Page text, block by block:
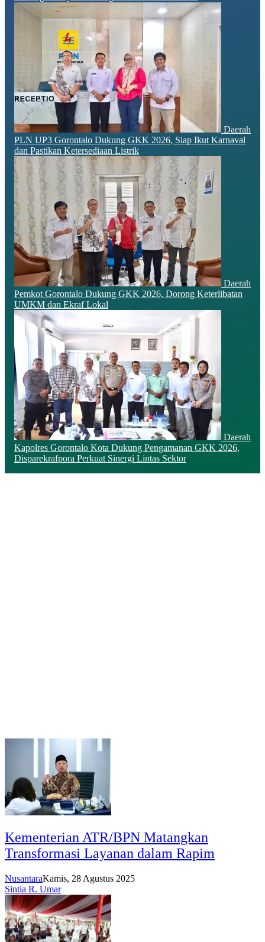
Daerah
PLN UP3 Gorontalo Dukung GKK 2026, Siap Ikut Karnaval
dan Pastikan Ketersediaan Listrik
Daerah
Pemkot Gorontalo Dukung GKK 2026, Dorong Keterlibatan
UMKM dan Ekraf Lokal
Daerah
Kapolres Gorontalo Kota Dukung Pengamanan GKK 2026,
Disparekrafpora Perkuat Sinergi Lintas Sektor
Kementerian ATR/BPN Matangkan
Transformasi Layanan dalam Rapim
NusantaraKamis, 28 Agustus 2025
Sintia R. Umar